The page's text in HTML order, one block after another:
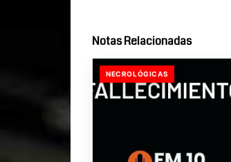
Notas Relacionadas
NECROLÓGICAS